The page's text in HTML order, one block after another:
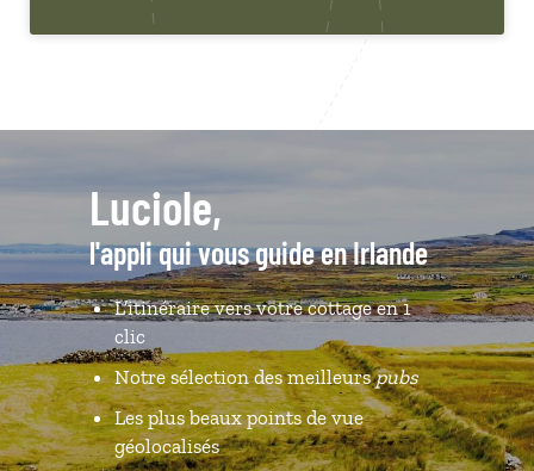
Luciole,
l'appli qui vous guide en Irlande
L’itinéraire vers votre cottage en 1
clic
Notre sélection des meilleurspubs
Les plus beaux points de vue
géolocalisés